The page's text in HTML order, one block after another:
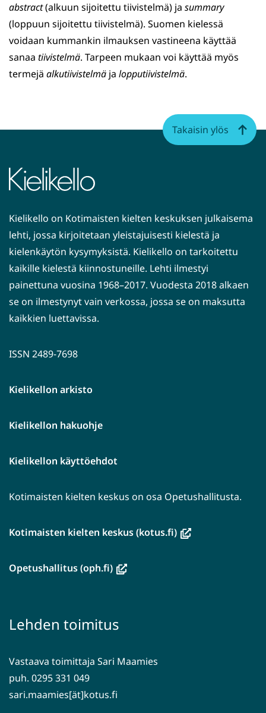
abstract(alkuun sijoitettu tiivistelmä) ja summary
(loppuun sijoitettu tiivistelmä). Suomen kielessä
voidaan kummankin ilmauksen vastineena käyttää
sanaa tiivistelmä. Tarpeen mukaan voi käyttää myös
termejä alkutiivistelmä ja lopputiivistelmä.
Kielikello on Kotimaisten kielten keskuksen julkaisema
lehti, jossa kirjoitetaan yleistajuisesti kielestä ja
kielenkäytön kysymyksistä. Kielikello on tarkoitettu
kaikille kielestä kiinnostuneille. Lehti ilmestyi
painettuna vuosina 1968–2017. Vuodesta 2018 alkaen
se on ilmestynyt vain verkossa, jossa se on maksutta
kaikkien luettavissa.
ISSN 2489-7698
Kielikellon arkisto
Kielikellon hakuohje
Kielikellon käyttöehdot
Kotimaisten kielten keskus on osa Opetushallitusta.
Kotimaisten kielten keskus (kotus.fi)(avautuu
Opetushallitus (oph.fi)(avautuu
toiseen
Lehden toimitus
Vastaava toimittaja Sari Maamies
puh. 0295 331 049
sari.maamies[ät]kotus.fi
Takaisin ylös